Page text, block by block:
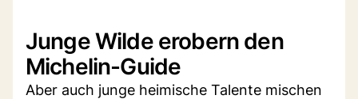
Junge Wilde erobern den
Michelin-Guide
Aber auch junge heimische Talente mischen